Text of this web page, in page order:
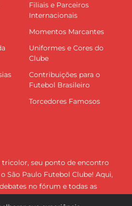
Filiais e Parceiros
Internacionais
Momentos Marcantes
Uniformes e Cores do
Clube
Contribuições para o
Futebol Brasileiro
Torcedores Famosos
tricolor, seu ponto de encontro
São Paulo Futebol Clube! Aqui,
no fórum e todas as